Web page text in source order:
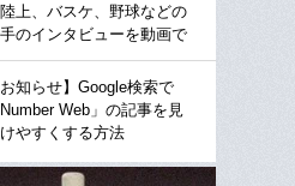
上、バスケ、野球などの
のインタビューを動画で
お知らせ】Google検索で
Number Web」の記事を見
やすくする方法